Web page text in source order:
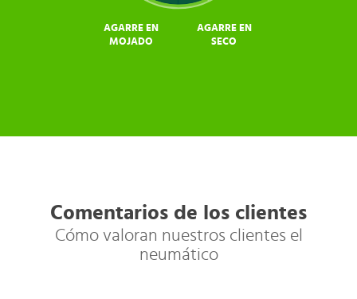
AGARRE EN
SECO
AGARRE EN
MOJADO
Comentarios de los clientes
Cómo valoran nuestros clientes el
neumático